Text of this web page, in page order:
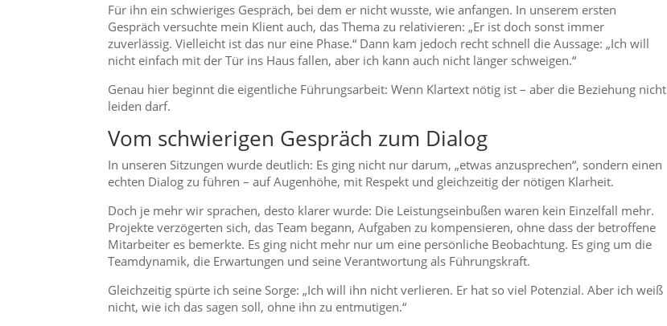
Für ihn ein schwieriges Gespräch, bei dem er nicht wusste, wie anfangen. In unserem ersten
Gespräch versuchte mein Klient auch, das Thema zu relativieren: „Er ist doch sonst immer
zuverlässig. Vielleicht ist das nur eine Phase.“ Dann kam jedoch recht schnell die Aussage: „Ich will
nicht einfach mit der Tür ins Haus fallen, aber ich kann auch nicht länger schweigen.“
Genau hier beginnt die eigentliche Führungsarbeit: Wenn Klartext nötig ist – aber die Beziehung nicht
leiden darf.
Vom schwierigen Gespräch zum Dialog
In unseren Sitzungen wurde deutlich: Es ging nicht nur darum, „etwas anzusprechen“, sondern einen
echten Dialog zu führen – auf Augenhöhe, mit Respekt und gleichzeitig der nötigen Klarheit.
Doch je mehr wir sprachen, desto klarer wurde: Die Leistungseinbußen waren kein Einzelfall mehr.
Projekte verzögerten sich, das Team begann, Aufgaben zu kompensieren, ohne dass der betroffene
Mitarbeiter es bemerkte. Es ging nicht mehr nur um eine persönliche Beobachtung. Es ging um die
Teamdynamik, die Erwartungen und seine Verantwortung als Führungskraft.
Gleichzeitig spürte ich seine Sorge: „Ich will ihn nicht verlieren. Er hat so viel Potenzial. Aber ich weiß
nicht, wie ich das sagen soll, ohne ihn zu entmutigen.“